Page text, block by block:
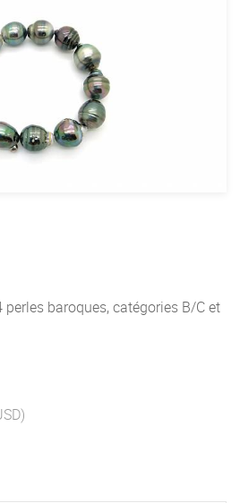
baroques, catégories B/C et